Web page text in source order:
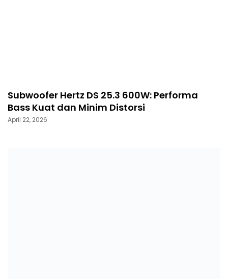
Subwoofer Hertz DS 25.3 600W: Performa
Bass Kuat dan Minim Distorsi
April 22, 2026